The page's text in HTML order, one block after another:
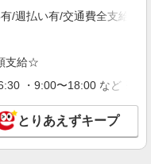
き方が叶う有料住宅のス
含む)＞
詳細を見る
/週払い有/交通費全支給(ガ
支給☆
・9:00〜18:00 など ※残
とりあえずキープ